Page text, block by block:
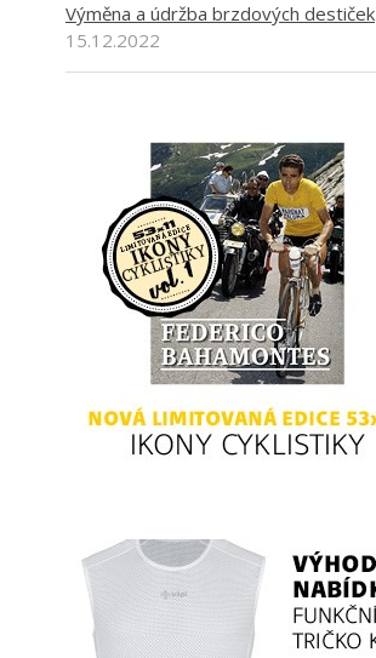
Výměna a údržba brzdových destiček
15.12.2022